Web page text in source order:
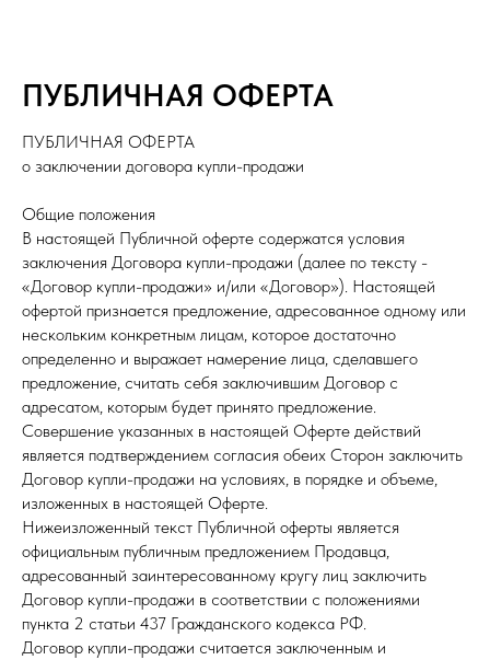
ПУБЛИЧНАЯ ОФЕРТА
ПУБЛИЧНАЯ ОФЕРТА
о заключении договора купли-продажи
Общие положения
В настоящей Публичной оферте содержатся условия
заключения Договора купли-продажи (далее по тексту -
«Договор купли-продажи» и/или «Договор»). Настоящей
офертой признается предложение, адресованное одному или
нескольким конкретным лицам, которое достаточно
определенно и выражает намерение лица, сделавшего
предложение, считать себя заключившим Договор с
адресатом, которым будет принято предложение.
Совершение указанных в настоящей Оферте действий
является подтверждением согласия обеих Сторон заключить
Договор купли-продажи на условиях, в порядке и объеме,
изложенных в настоящей Оферте.
Нижеизложенный текст Публичной оферты является
официальным публичным предложением Продавца,
адресованный заинтересованному кругу лиц заключить
Договор купли-продажи в соответствии с положениями
пункта 2 статьи 437 Гражданского кодекса РФ.
Договор купли-продажи считается заключенным и